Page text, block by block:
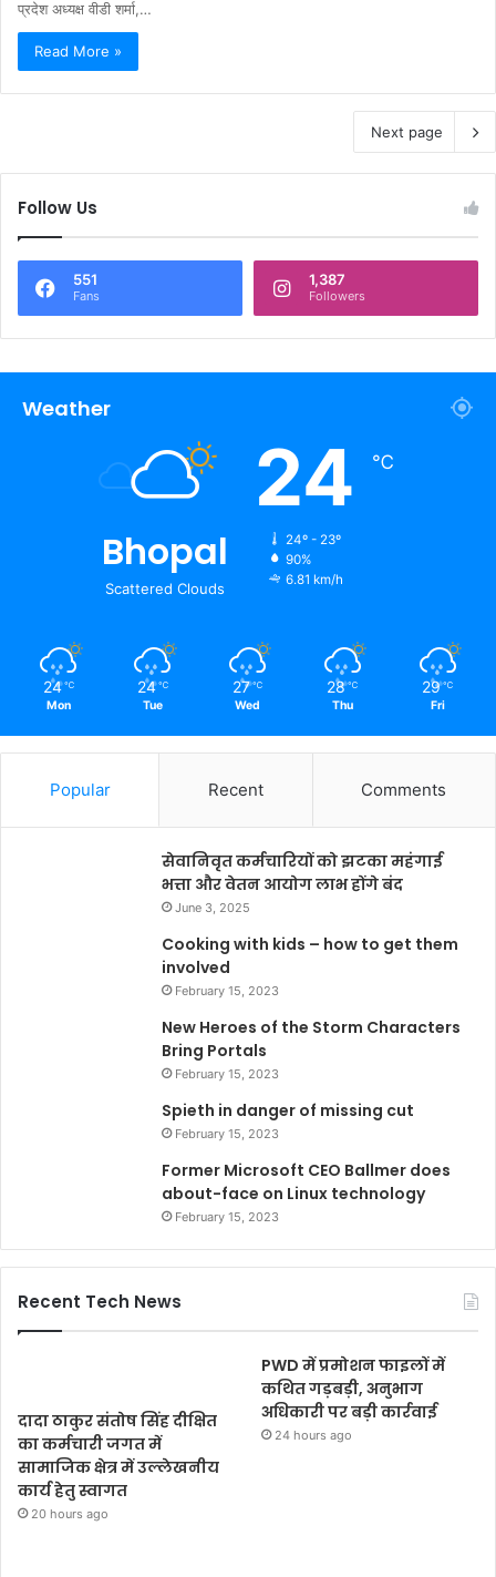
प्रदेश अध्यक्ष वीडी शर्मा,…
Read More »
Next page
Follow Us
551
Fans
1,387
Followers
Weather
Bhopal
Scattered Clouds
24 ℃
24º - 23º
90%
6.81 km/h
24 ℃
Mon
24 ℃
Tue
27 ℃
Wed
28 ℃
Thu
29 ℃
Fri
Popular Recent Comments
सेवानिवृत कर्मचारियों को झटका महंगाई
भत्ता और वेतन आयोग लाभ होंगे बंद
June 3, 2025
Cooking with kids – how to get them
involved
February 15, 2023
New Heroes of the Storm Characters
Bring Portals
February 15, 2023
Spieth in danger of missing cut
February 15, 2023
Former Microsoft CEO Ballmer does
about-face on Linux technology
February 15, 2023
Recent Tech News
दादा ठाकुर संतोष सिंह दीक्षित
का कर्मचारी जगत में
सामाजिक क्षेत्र में उल्लेखनीय
कार्य हेतु स्वागत
20 hours ago
PWD में प्रमोशन फाइलों में
कथित गड़बड़ी, अनुभाग
अधिकारी पर बड़ी कार्रवाई
24 hours ago